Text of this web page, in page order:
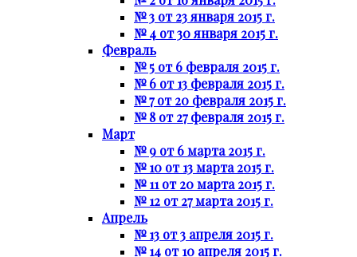
№ 3 от 23 января 2015 г.
№ 4 от 30 января 2015 г.
Февраль
№ 5 от 6 февраля 2015 г.
№ 6 от 13 февраля 2015 г.
№ 7 от 20 февраля 2015 г.
№ 8 от 27 февраля 2015 г.
Март
№ 9 от 6 марта 2015 г.
№ 10 от 13 марта 2015 г.
№ 11 от 20 марта 2015 г.
№ 12 от 27 марта 2015 г.
Апрель
№ 13 от 3 апреля 2015 г.
№ 14 от 10 апреля 2015 г.